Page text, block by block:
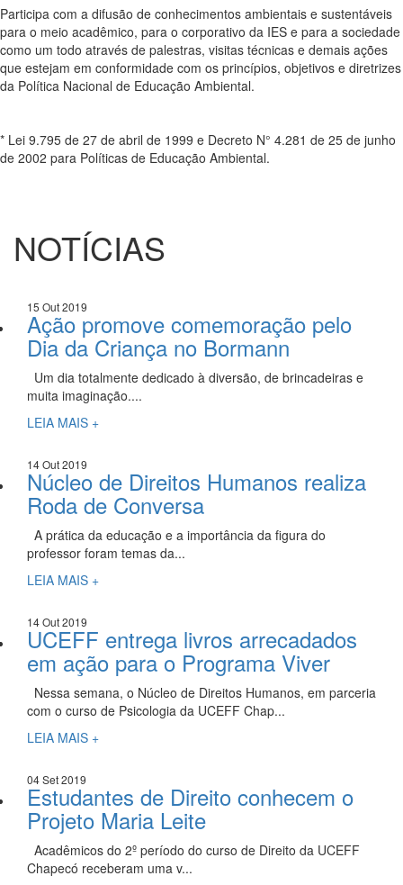
Participa com a difusão de conhecimentos ambientais e sustentáveis
para o meio acadêmico, para o corporativo da IES e para a sociedade
como um todo através de palestras, visitas técnicas e demais ações
que estejam em conformidade com os princípios, objetivos e diretrizes
da Política Nacional de Educação Ambiental.
* Lei 9.795 de 27 de abril de 1999 e Decreto N° 4.281 de 25 de junho
de 2002 para Políticas de Educação Ambiental.
NOTÍCIAS
15 Out 2019
Ação promove comemoração pelo
Dia da Criança no Bormann
Um dia totalmente dedicado à diversão, de brincadeiras e
muita imaginação....
LEIA MAIS +
14 Out 2019
Núcleo de Direitos Humanos realiza
Roda de Conversa
A prática da educação e a importância da figura do
professor foram temas da...
LEIA MAIS +
14 Out 2019
UCEFF entrega livros arrecadados
em ação para o Programa Viver
Nessa semana, o Núcleo de Direitos Humanos, em parceria
com o curso de Psicologia da UCEFF Chap...
LEIA MAIS +
04 Set 2019
Estudantes de Direito conhecem o
Projeto Maria Leite
Acadêmicos do 2º período do curso de Direito da UCEFF
Chapecó receberam uma v...